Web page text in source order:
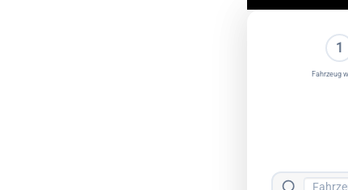
1
Fahrzeug